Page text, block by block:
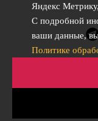
АО "СЛОВО"
Яндекс
С подробной
ваши данные,
Политике